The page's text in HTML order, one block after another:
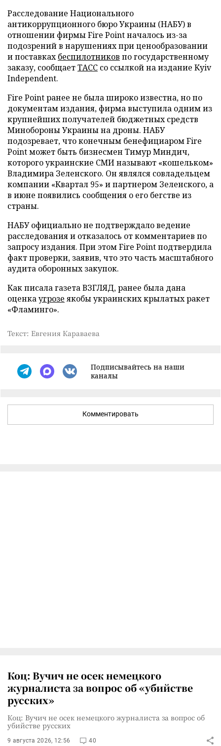
Расследование Национального
антикоррупционного бюро Украины (НАБУ) в
отношении фирмы Fire Point началось из-за
подозрений в нарушениях при ценообразовании
и поставкахбеспилотников по государственному
заказу, сообщаетТАСС со ссылкой на издание Kyiv
Independent.
Fire Point ранее не была широко известна, но по
документам издания, фирма выступила одним из
крупнейших получателей бюджетных средств
Минобороны Украины на дроны. НАБУ
подозревает, что конечным бенефициаром Fire
Point может быть бизнесмен Тимур Миндич,
которого украинские СМИ называют «кошельком»
Владимира Зеленского. Он являлся совладельцем
компании «Квартал 95» и партнером Зеленского, а
в июне появились сообщения о его бегстве из
страны.
НАБУ официально не подтверждало ведение
расследования и отказалось от комментариев по
запросу издания. При этом Fire Point подтвердила
факт проверки, заявив, что это часть масштабного
аудита оборонных закупок.
Как писала газета ВЗГЛЯД, ранее была дана
оценкаугрозе якобы украинских крылатых ракет
«Фламинго».
Текст: Евгения Караваева
Подписывайтесь на наши
каналы
Комментировать
Коц: Вучич не осек немецкого
журналиста за вопрос об «убийстве
русских»
Коц: Вучич не осек немецкого журналиста за вопрос об
убийстве русских
9 августа 2026, 12:56 40